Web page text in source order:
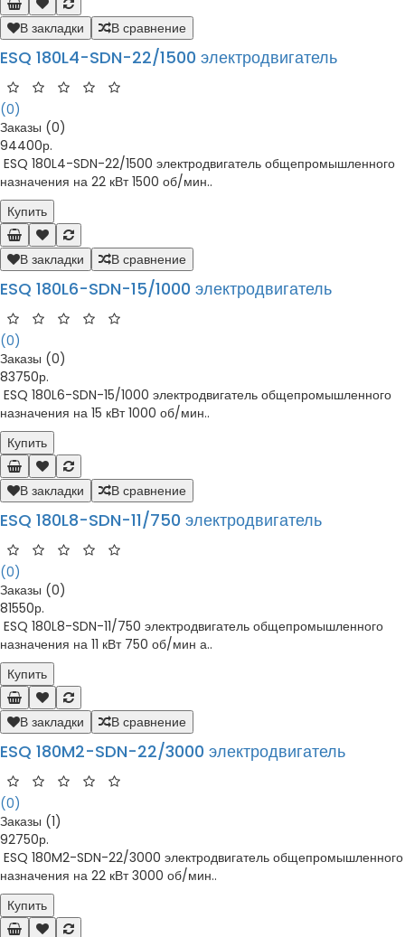
В закладки В сравнение
ESQ 180L4-SDN-22/1500 электродвигатель
(0)
Заказы (0)
94400р.
ESQ 180L4-SDN-22/1500 электродвигатель общепромышленного
назначения на 22 кВт 1500 об/мин..
Купить
В закладки В сравнение
ESQ 180L6-SDN-15/1000 электродвигатель
(0)
Заказы (0)
83750р.
ESQ 180L6-SDN-15/1000 электродвигатель общепромышленного
назначения на 15 кВт 1000 об/мин..
Купить
В закладки В сравнение
ESQ 180L8-SDN-11/750 электродвигатель
(0)
Заказы (0)
81550р.
ESQ 180L8-SDN-11/750 электродвигатель общепромышленного
назначения на 11 кВт 750 об/мин а..
Купить
В закладки В сравнение
ESQ 180M2-SDN-22/3000 электродвигатель
(0)
Заказы (1)
92750р.
ESQ 180M2-SDN-22/3000 электродвигатель общепромышленного
назначения на 22 кВт 3000 об/мин..
Купить